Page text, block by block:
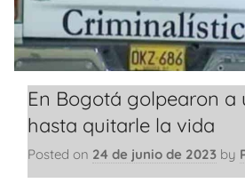
En Bogotá golpearon a
hasta quitarle la vida
Posted on 24 de junio de 2023 by